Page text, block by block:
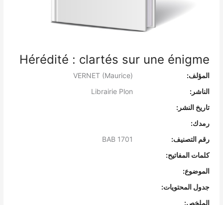
Hérédité : clartés sur une énigme
المؤلف:
الناشر:
تاريخ النشر:
رمدك:
رقم التصنيف:
كلمات المفاتيح:
الموضوع:
جدول المحتويات:
الملخص: